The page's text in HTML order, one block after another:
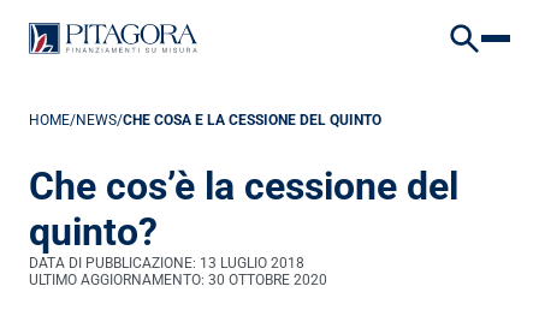
VAI AL CONTENUTO
VAI AL FOOTER
HOME/NEWS/CHE COSA E LA CESSIONE DEL QUINTO
Che cos’è la cessione del
quinto?
DATA DI PUBBLICAZIONE: 13 LUGLIO 2018
ULTIMO AGGIORNAMENTO: 30 OTTOBRE 2020